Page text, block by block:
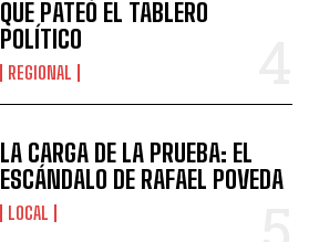
QUE PATEÓ EL TABLERO
POLÍTICO
REGIONAL
LA CARGA DE LA PRUEBA: EL
ESCÁNDALO DE RAFAEL POVEDA
LOCAL